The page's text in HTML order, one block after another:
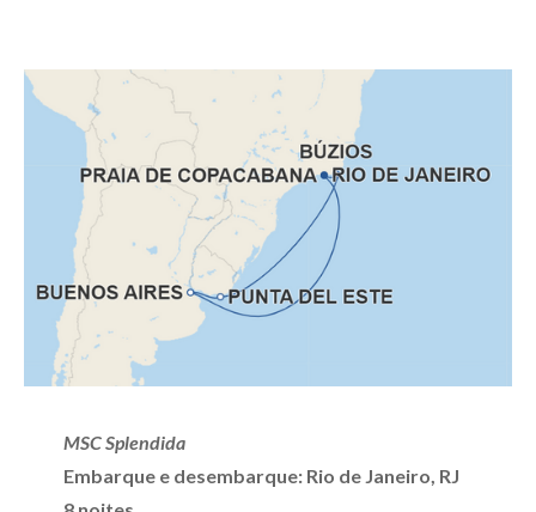
MSC Splendida
Embarque e desembarque: Rio de Janeiro, RJ